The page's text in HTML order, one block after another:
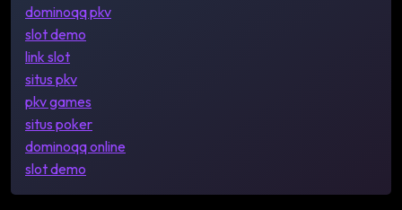
dominoqq pkv
slot demo
link slot
situs pkv
pkv games
situs poker
dominoqq online
slot demo